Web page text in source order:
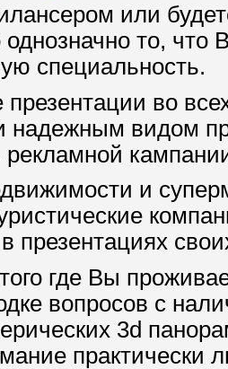
или
то,
специальность.
во
видом
и
презентациях
где Вы
вопросов с
3d
практически